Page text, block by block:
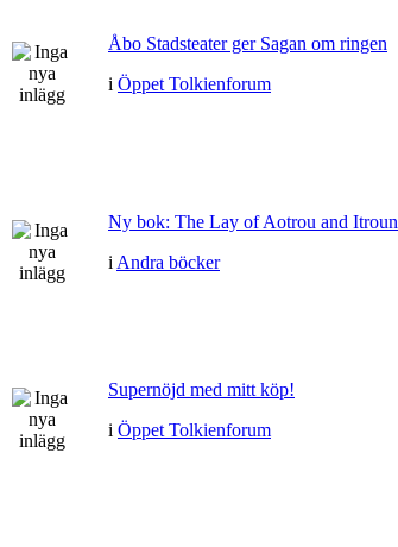
Åbo Stadsteater ger Sagan om ringen
i Öppet Tolkienforum
Ny bok: The Lay of Aotrou and Itroun
i Andra böcker
Supernöjd med mitt köp!
i Öppet Tolkienforum